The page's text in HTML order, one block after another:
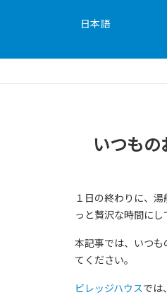
日本語
いつも
１日の終わりに、
っと贅沢な時間にし
本記事では、いつ
てください。
ビレッジハウスでは